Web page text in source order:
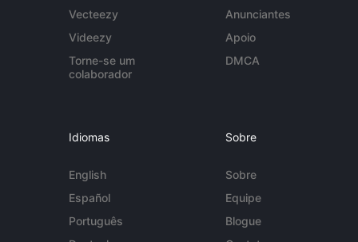
Vecteezy
Videezy
Torne-se um
colaborador
Anunciantes
Apoio
DMCA
Idiomas
English
Español
Português
Sobre
Sobre
Equipe
Blogue